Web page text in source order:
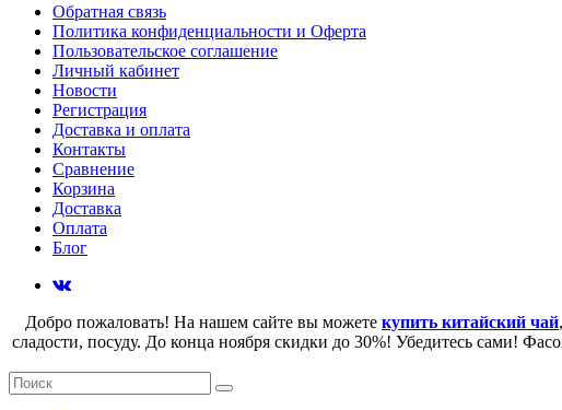
Обратная связь
Политика конфиденциальности и Оферта
Пользовательское соглашение
Личный кабинет
Новости
Регистрация
Доставка и оплата
Контакты
Сравнение
Корзина
Доставка
Оплата
Блог
Добро пожаловать! На нашем сайте вы можете купить китайский чай
сладости, посуду. До конца ноября скидки до 30%! Убедитесь сами!